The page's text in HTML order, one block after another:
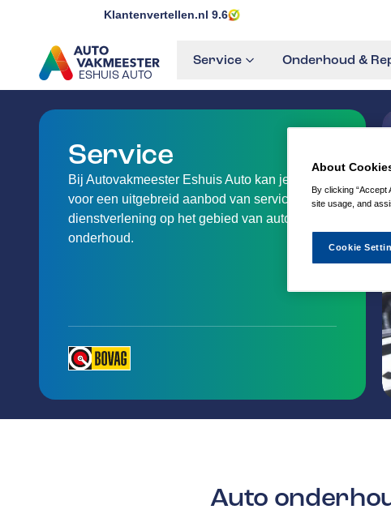
Klantenvertellen.nl 9.6
ESHUIS AUTO
GA NAAR DE HOMEPAGINA
Service Onderhoud &
Service
Bij Autovakmeester Eshuis Auto kan je terecht
voor een uitgebreid aanbod van service en
dienstverlening op het gebied van auto-
onderhoud.
Auto
About
By clicking “Accept
site usage, and
Cookie